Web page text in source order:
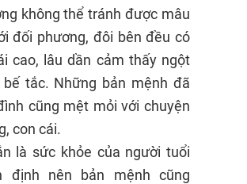
không thể tránh được mâu
đối phương, đôi bên đều có
cao, lâu dần cảm thấy ngột
tắc. Những bản mệnh đã
cũng mệt mỏi với chuyện
con cái.
là sức khỏe của người tuổi
định nên bản mệnh cũng